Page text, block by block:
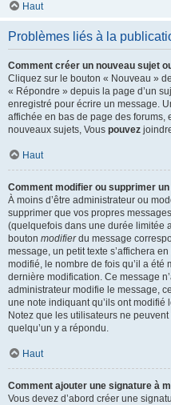
Haut
Problèmes liés à la
Comment créer un nouveau sujet
Cliquez sur le bouton « Nouveau »
« Répondre » depuis la page d’un
enregistré pour écrire un message.
affichée en bas de page des forums,
nouveaux sujets, Vous pouvez
Haut
Comment modifier ou supprimer
À moins d’être administrateur ou
supprimer que vos propres
(quelquefois dans une durée limitée
bouton modifierdu message
message, un petit texte s’affichera
modifié, le nombre de fois qu’il a été
dernière modification. Ce message
administrateur modifie le message,
une note indiquant qu’ils ont
Notez que les utilisateurs ne
quelqu’un y a répondu.
Haut
Comment ajouter une signature à
Vous devez d’abord créer une